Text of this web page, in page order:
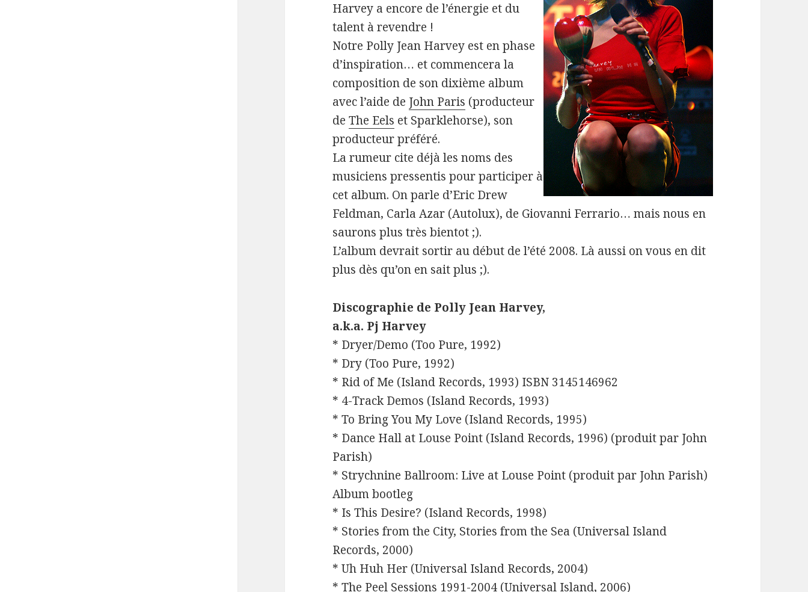
Harvey a encore de l’énergie et du
talent à revendre !
Notre Polly Jean Harvey est en phase
d’inspiration… et commencera la
composition de son dixième album
avec l’aide de John Paris (producteur
deThe Eels et Sparklehorse), son
producteur préféré.
La rumeur cite déjà les noms des
musiciens pressentis pour participer à
cet album. On parle d’Eric Drew
Feldman, Carla Azar (Autolux), de Giovanni Ferrario… mais nous en
saurons plus très bientot ;).
L’album devrait sortir au début de l’été 2008. Là aussi on vous en dit
plus dès qu’on en sait plus ;).
Discographie de Polly Jean Harvey,
a.k.a. Pj Harvey
* Dryer/Demo (Too Pure, 1992)
* Dry (Too Pure, 1992)
* Rid of Me (Island Records, 1993) ISBN 3145146962
* 4-Track Demos (Island Records, 1993)
* To Bring You My Love (Island Records, 1995)
* Dance Hall at Louse Point (Island Records, 1996) (produit par John
Parish)
* Strychnine Ballroom: Live at Louse Point (produit par John Parish)
Album bootleg
* Is This Desire? (Island Records, 1998)
* Stories from the City, Stories from the Sea (Universal Island
Records, 2000)
* Uh Huh Her (Universal Island Records, 2004)
* The Peel Sessions 1991-2004 (Universal Island, 2006)